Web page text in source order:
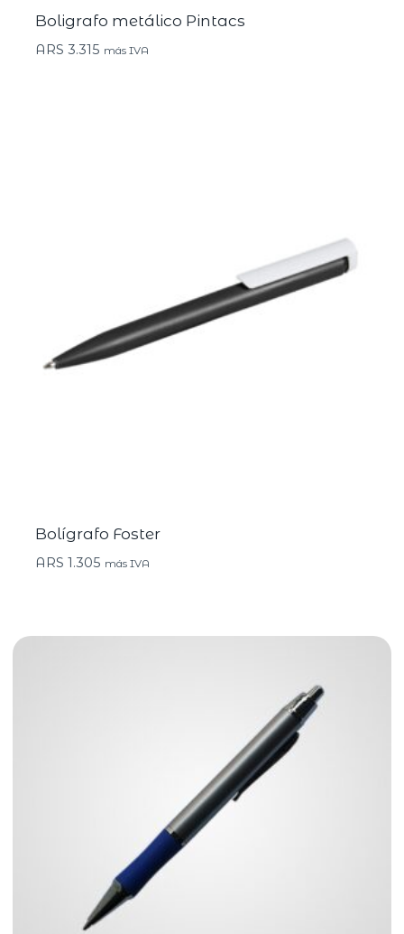
Boligrafo metálico Pintacs
ARS 3.315 más IVA
Bolígrafo Foster
ARS 1.305 más IVA